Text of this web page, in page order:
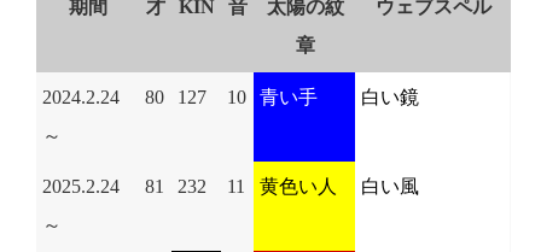
期間 才 KIN 音
太陽の紋
章
ウェブスペル
2024.2.24
～
80 127 10 青い手 白い鏡
2025.2.24
～
81 232 11 黄色い人 白い風